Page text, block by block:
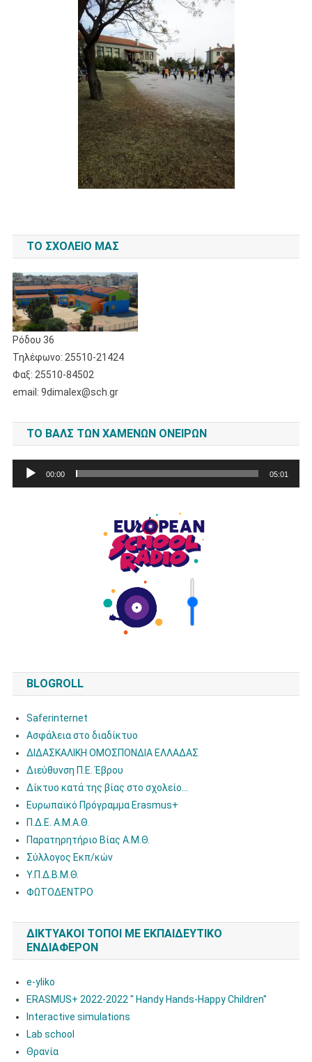
ΤΟ ΣΧΟΛΕΊΟ ΜΑΣ
Ρόδου 36
Τηλέφωνο: 25510-21424
Φαξ: 25510-84502
email: 9dimalex@sch.gr
ΤΟ ΒΑΛΣ ΤΩΝ ΧΑΜΈΝΩΝ ΟΝΕΊΡΩΝ
Πρόγραμμα
00:00 05:01
BLOGROLL
Saferinternet
Ασφάλεια στο διαδίκτυο
ΔΙΔΑΣΚΑΛΙΚΗ ΟΜΟΣΠΟΝΔΙΑ ΕΛΛΑΔΑΣ
Διεύθυνση Π.E. Έβρου
Δίκτυο κατά της βίας στο σχολείο…
Ευρωπαϊκό Πρόγραμμα Erasmus+
Π.Δ.Ε. Α.Μ.Α.Θ.
Παρατηρητήριο Βίας Α.Μ.Θ.
Σύλλογος Εκπ/κών
Υ.Π.Δ.Β.Μ.Θ.
ΦΩΤΟΔΕΝΤΡΟ
ΔΙΚΤΥΑΚΟΊ ΤΌΠΟΙ ΜΕ ΕΚΠΑΙΔΕΥΤΙΚΌ
ΕΝΔΙΑΦΈΡΟΝ
e-yliko
ERASMUS+ 2022-2022 '' Handy Hands-Happy Children''
Interactive simulations
Lab school
Θρανία